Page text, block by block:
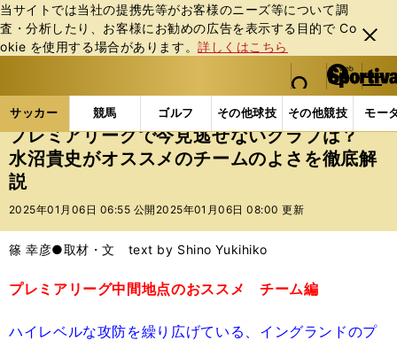
当サイトでは当社の提携先等がお客様のニーズ等について調
査・分析したり、お客様にお勧めの広告を表⽰する⽬的で Co
okie を使⽤する場合があります。詳しくはこちら
閉じ
る
web Sportiva (webスポルティーバ)
検索
マイペ
ー
ジ
メニュ
サッカー 競馬 ゴルフ その他球技 その他競技 モー
ス
ポ
ル
テ
ー
バ
サッカーの記事一覧 海外サッカー 海外サッカー
プレミアリーグで今見逃せないクラブは？
水沼貴史がオススメのチームのよさを徹底解
説
2025年01月06日 06:55 公開 2025年01月06日 08:00 更新
篠 幸彦●取材・文 text by Shino Yukihiko
プレミアリーグ中間地点のおススメ チーム編
ハイレベルな攻防を繰り広げている、イングランドのプ